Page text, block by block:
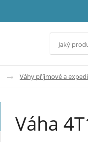
Váhy příjmové a
Váha